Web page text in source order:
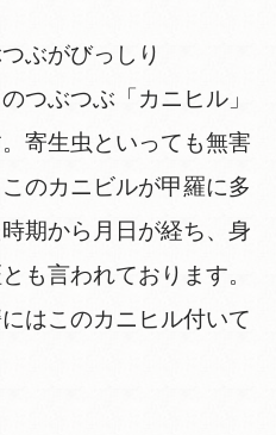
ぶがびっしり
つぶつぶ「カニヒル」
寄生虫といっても無害
のカニビルが甲羅に多
期から月日が経ち、身
も言われております。
はこのカニヒル付いて